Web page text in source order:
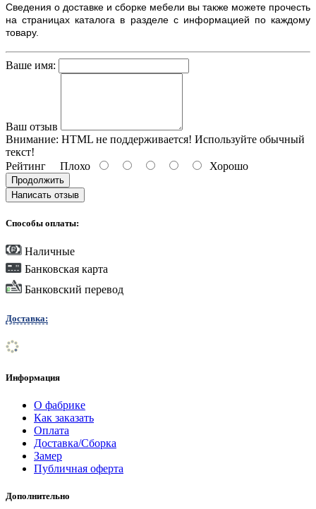
Сведения о доставке и сборке мебели вы также можете прочесть
на страницах каталога в разделе с информацией по каждому
товару.
Ваше имя:
Ваш отзыв
Внимание: HTML не поддерживается! Используйте обычный
текст!
Рейтинг Плохо Хорошо
Продолжить
Написать отзыв
Способы оплаты:
Наличные
Банковская карта
Банковский перевод
Доставка:
Информация
О фабрике
Как заказать
Оплата
Доставка/Сборка
Замер
Публичная оферта
Дополнительно